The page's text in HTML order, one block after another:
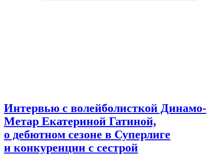
Интервью с волейболисткой Динамо-
Метар Екатериной Гатиной,
о дебютном сезоне в Суперлиге
и конкуренции с сестрой